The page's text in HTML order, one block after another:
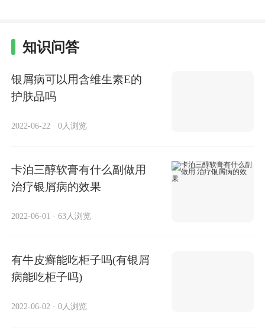
知识问答
银屑病可以用含维生素E的
护肤品吗
2022-06-22 · 0人浏览
卡泊三醇软膏有什么副做用
治疗银屑病的效果
2022-06-01 · 63人浏览
有牛皮癣能吃柜子吗(有银屑
病能吃柜子吗)
2022-06-02 · 0人浏览